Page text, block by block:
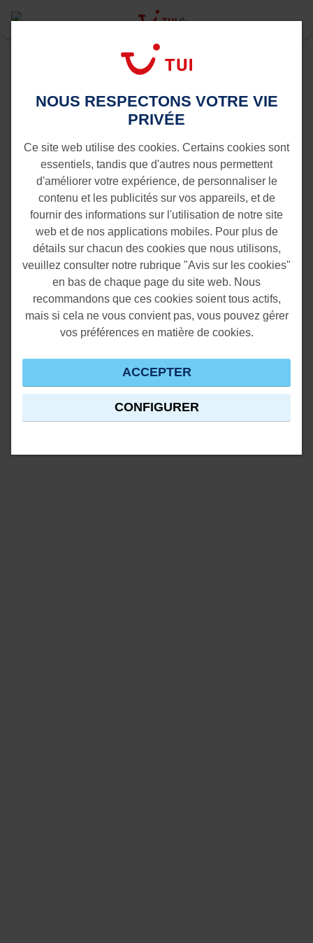
Bruxelles
Vols de Dakar vers Bruxelles
NOUS RESPECTONS VOTRE VIE
PRIVÉE
Ce site web utilise des cookies. Certains cookies sont
essentiels, tandis que d'autres nous permettent
d'améliorer votre expérience, de personnaliser le
contenu et les publicités sur vos appareils, et de
fournir des informations sur l'utilisation de notre site
web et de nos applications mobiles. Pour plus de
détails sur chacun des cookies que nous utilisons,
veuillez consulter notre rubrique "Avis sur les cookies"
en bas de chaque page du site web. Nous
recommandons que ces cookies soient tous actifs,
mais si cela ne vous convient pas, vous pouvez gérer
vos préférences en matière de cookies.
ACCEPTER
CONFIGURER